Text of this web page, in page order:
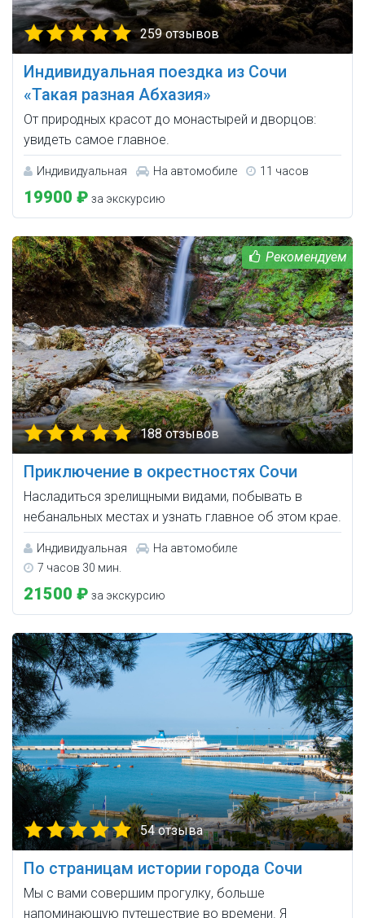
259 отзывов
Индивидуальная поездка из Сочи
«Такая разная Абхазия»
От природных красот до монастырей и дворцов:
увидеть самое главное.
Индивидуальная На автомобиле 11 часов
19900 ₽ за экскурсию
188 отзывов
Приключение в окрестностях Сочи
Насладиться зрелищными видами, побывать в
небанальных местах и узнать главное об этом крае.
Индивидуальная
На автомобиле
7 часов 30 мин.
21500 ₽ за экскурсию
54 отзыва
По страницам истории города Сочи
Мы с вами совершим прогулку, больше
напоминающую путешествие во времени. Я